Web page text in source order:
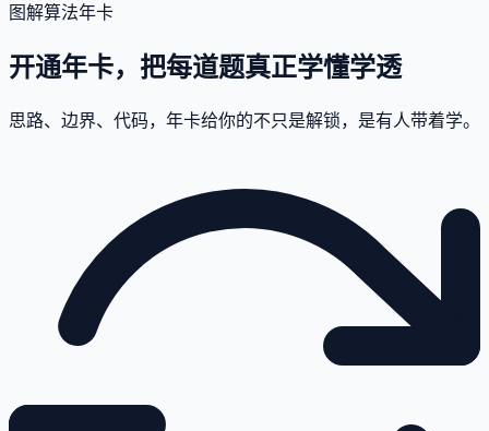
图解算法年卡
开通年卡，把每道题真正学懂学透
思路、边界、代码，年卡给你的不只是解锁，是有人带着学。